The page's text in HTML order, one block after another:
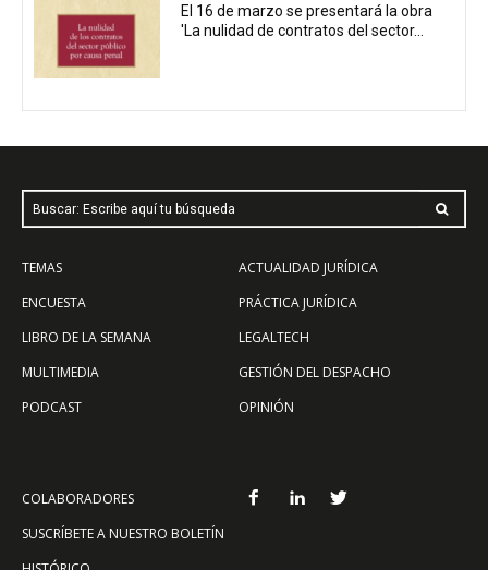
El 16 de marzo se presentará la obra
'La nulidad de contratos del sector...
Buscar: Escribe aquí tu búsqueda
TEMAS
ENCUESTA
LIBRO DE LA SEMANA
MULTIMEDIA
PODCAST
ACTUALIDAD JURÍDICA
PRÁCTICA JURÍDICA
LEGALTECH
GESTIÓN DEL DESPACHO
OPINIÓN
COLABORADORES
SUSCRÍBETE A NUESTRO BOLETÍN